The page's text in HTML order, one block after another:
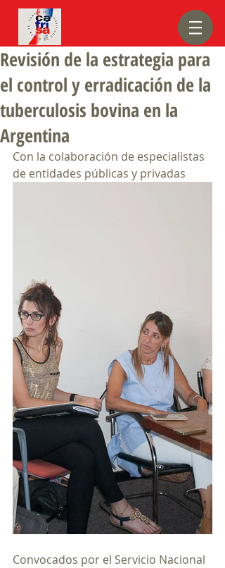
Revisión de la estrategia para
el control y erradicación de la
tuberculosis bovina en la
Argentina
Con la colaboración de especialistas
de entidades públicas y privadas
Convocados por el Servicio Nacional